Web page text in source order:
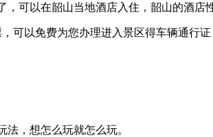
可以在韶山当地酒店入住，韶山的酒
可以免费为您办理进入景区得车辆通行
，想怎么玩就怎么玩。